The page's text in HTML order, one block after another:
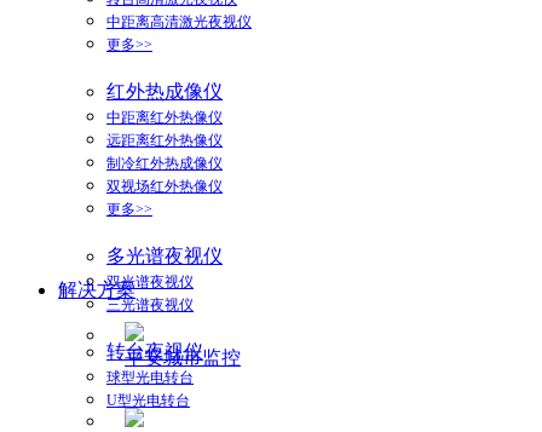
中距离高清激光夜视仪
更多>>
红外热成像仪
中距离红外热像仪
远距离红外热像仪
制冷红外热成像仪
双视场红外热像仪
更多>>
多光谱夜视仪
双光谱夜视仪
三光谱夜视仪
转台夜视仪
球型光电转台
U型光电转台
解决方案
平安城市监控